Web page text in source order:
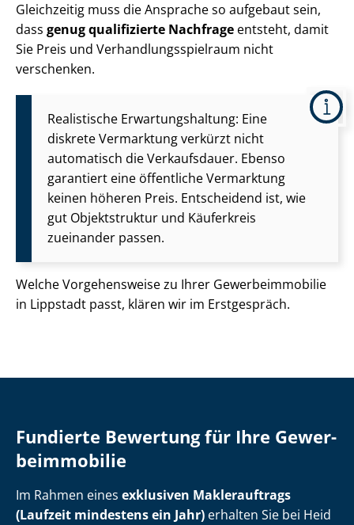
Gleichzeitig muss die Ansprache so aufgebaut sein,
dass genug qualifizierte Nachfrage entsteht, damit
Sie Preis und Ver­hand­lungs­spiel­raum nicht
verschenken.
Realistische Er­war­tungs­hal­tung: Eine
diskrete Vermarktung verkürzt nicht
automatisch die Verkaufsdauer. Ebenso
garantiert eine öffentliche Vermarktung
keinen höheren Preis. Entscheidend ist, wie
gut Objektstruktur und Käuferkreis
zueinander passen.
Welche Vorgehensweise zu Ihrer Ge­wer­be­im­mo­bi­lie
in Lippstadt passt, klären wir im Erstgespräch.
Fundierte Bewertung für Ihre Ge­wer­
be­im­mo­bi­lie
Im Rahmen eines exklusiven Maklerauftrags
(Laufzeit mindestens ein Jahr) erhalten Sie bei Heid